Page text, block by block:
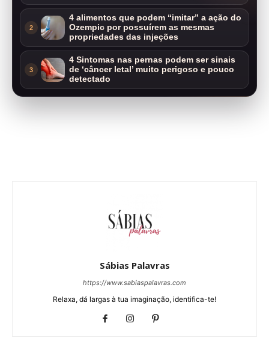
2
4 alimentos que podem “imitar” a ação do
Ozempic por possuírem as mesmas
propriedades das injeções
3
4 Sintomas nas pernas podem ser sinais
de ‘câncer letal’ muito perigoso e pouco
detectado
Sábias Palavras
https://www.sabiaspalavras.com
Relaxa, dá largas à tua imaginação, identifica-te!